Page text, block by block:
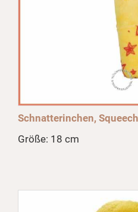
Schnatterinchen,
Größe: 18 cm